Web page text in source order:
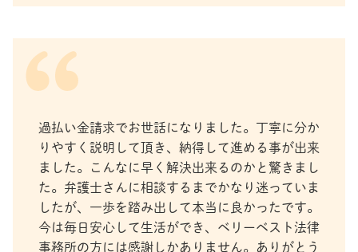
過払い金請求でお世話になりました。丁寧に分か
りやすく説明して頂き、納得して進める事が出来
ました。こんなに早く解決出来るのかと驚きまし
た。弁護士さんに相談するまでかなり迷っていま
したが、一歩を踏み出して本当に良かったです。
今は毎日安心して生活ができ、ベリーベスト法律
事務所の方には感謝しかありません。ありがとう